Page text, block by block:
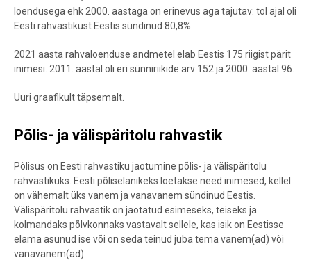
loendusega ehk 2000. aastaga on erinevus aga tajutav: tol ajal oli
Eesti rahvastikust Eestis sündinud 80,8%.
2021 aasta rahvaloenduse andmetel elab Eestis 175 riigist pärit
inimesi. 2011. aastal oli eri sünniriikide arv 152 ja 2000. aastal 96.
Uuri graafikult täpsemalt.
Põlis- ja välispäritolu rahvastik
Põlisus on Eesti rahvastiku jaotumine põlis- ja välispäritolu
rahvastikuks. Eesti põliselanikeks loetakse need inimesed, kellel
on vähemalt üks vanem ja vanavanem sündinud Eestis.
Välispäritolu rahvastik on jaotatud esimeseks, teiseks ja
kolmandaks põlvkonnaks vastavalt sellele, kas isik on Eestisse
elama asunud ise või on seda teinud juba tema vanem(ad) või
vanavanem(ad).